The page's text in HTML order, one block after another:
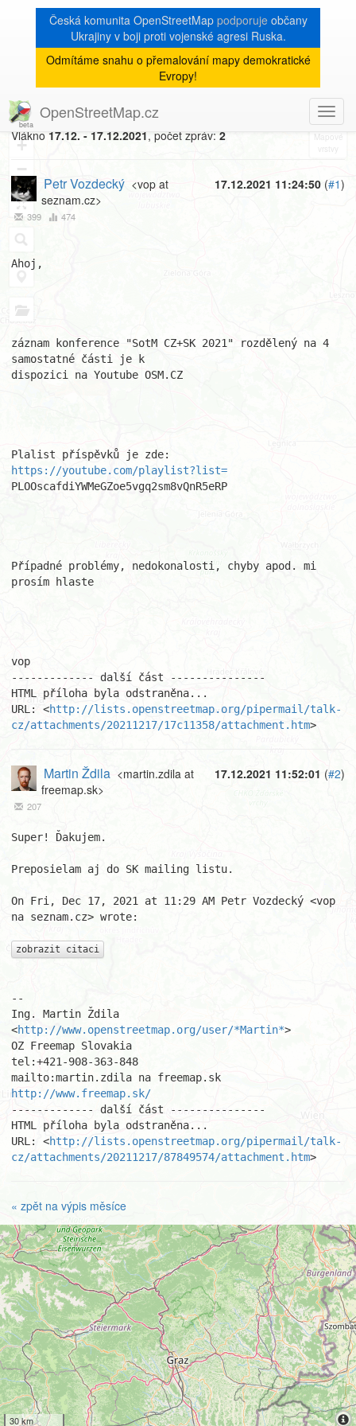
Česká komunita OpenStreetMap podporujeobčany
Ukrajiny v boji proti vojenské agresi Ruska.
Odmítáme snahu o přemalování mapy demokratické
Evropy!
OpenStreetMap.cz
8
+
−
30 km
« zpět na výpis měsíce
[Talk-cz]
SotM CZ+SK 2021 na Youtube
Vlákno 17.12. - 17.12.2021, počet zpráv: 2
17.12.2021 11:24:50 (#1)
Petr Vozdecký <vop at
seznam.cz>
399 474
Ahoj,
záznam konference "SotM CZ+SK 2021" rozdělený na 4
samostatné části je k
dispozici na Youtube OSM.CZ
https://youtube.com/playlist?list=
PLOOscafdiYWMeGZoe5vgq2sm8vQnR5eRP
Případné problémy, nedokonalosti, chyby apod. mi
prosím hlaste
vop
------------- další část ---------------
HTML příloha byla odstraněna...
URL: <http://lists.openstreetmap.org/pipermail/talk-
cz/attachments/20211217/17c11358/attachment.htm>
17.12.2021 11:52:01 (#2)
Martin Ždila <martin.zdila at
freemap.sk>
207
Super! Ďakujem.
Preposielam aj do SK mailing listu.
On Fri, Dec 17, 2021 at 11:29 AM Petr Vozdecký <vop
na seznam.cz> wrote:
zobrazit citaci
--
Ing. Martin Ždila
<http://www.openstreetmap.org/user/*Martin*>
OZ Freemap Slovakia
tel:+421-908-363-848
http://www.freemap.sk/
------------- další část ---------------
HTML příloha byla odstraněna...
URL: <http://lists.openstreetmap.org/pipermail/talk-
cz/attachments/20211217/87849574/attachment.htm>
« zpět na výpis měsíce